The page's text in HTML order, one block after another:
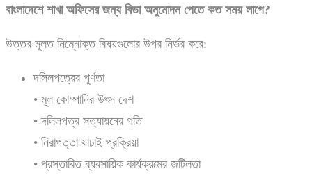
বাংলাদেশে শাখাঅফিসের জন্য বিডাঅনুমোদন পেতেকতসময় লাগে?
উত্তর মূলত নিম্নোক্ত বিষয়গুলোর উপর নির্ভর করে:
দলিলপত্রের পূর্ণতা
• মূল কোম্পানির উৎস দেশ
• দলিলপত্র সত্যায়নের গতি
• নিরাপত্তা যাচাই প্রক্রিয়া
• প্রস্তাবিত ব্যবসায়িক কার্যক্রমের জটিলতা